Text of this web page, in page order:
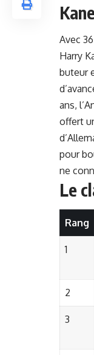
Avec
Harry
buteur
ans,
offert
pour
ne
Le
Rang
1
2
3